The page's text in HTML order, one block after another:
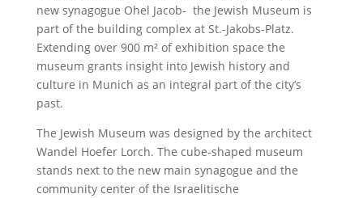
new synagogue Ohel Jacob- the Jewish Museum is
part of the building complex at St.-Jakobs-Platz.
Extending over 900 m² of exhibition space the
museum grants insight into Jewish history and
culture in Munich as an integral part of the city’s
past.
The Jewish Museum was designed by the architect
Wandel Hoefer Lorch. The cube-shaped museum
stands next to the new main synagogue and the
community center of the Israelitische